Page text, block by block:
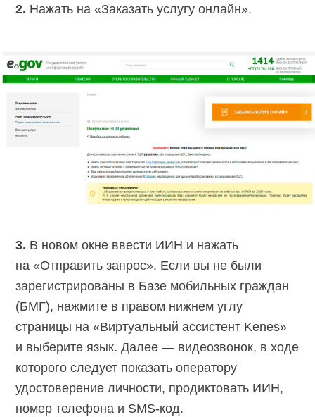
2. Нажать на «Заказать услугу онлайн».
3. В новом окне ввести ИИН и нажать
на «Отправить запрос». Если вы не были
зарегистрированы в Базе мобильных граждан
(БМГ), нажмите в правом нижнем углу
страницы на «Виртуальный ассистент Kenes»
и выберите язык. Далее — видеозвонок, в ходе
которого следует показать оператору
удостоверение личности, продиктовать ИИН,
номер телефона и SMS-код.